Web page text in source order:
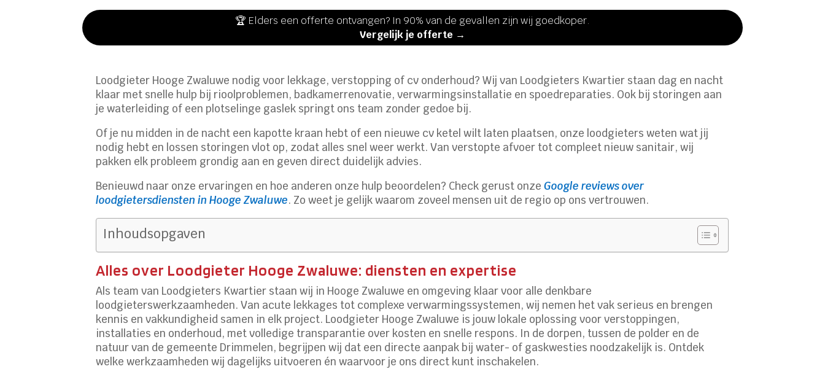
🏆 Elders een offerte ontvangen? In 90% van de gevallen zijn wij goedkoper.
Vergelijk je offerte →
Loodgieter Hooge Zwaluwe nodig voor lekkage, verstopping of cv onderhoud? Wij van Loodgieters Kwartier staan dag en nacht
klaar met snelle hulp bij rioolproblemen, badkamerrenovatie, verwarmingsinstallatie en spoedreparaties. Ook bij storingen aan
je waterleiding of een plotselinge gaslek springt ons team zonder gedoe bij.
Of je nu midden in de nacht een kapotte kraan hebt of een nieuwe cv ketel wilt laten plaatsen, onze loodgieters weten wat jij
nodig hebt en lossen storingen vlot op, zodat alles snel weer werkt. Van verstopte afvoer tot compleet nieuw sanitair, wij
pakken elk probleem grondig aan en geven direct duidelijk advies.
Benieuwd naar onze ervaringen en hoe anderen onze hulp beoordelen? Check gerust onzeGoogle reviews over
loodgietersdiensten in Hooge Zwaluwe. Zo weet je gelijk waarom zoveel mensen uit de regio op ons vertrouwen.
Inhoudsopgaven
Alles over Loodgieter Hooge Zwaluwe: diensten en expertise
Als team van Loodgieters Kwartier staan wij in Hooge Zwaluwe en omgeving klaar voor alle denkbare
loodgieterswerkzaamheden. Van acute lekkages tot complexe verwarmingssystemen, wij nemen het vak serieus en brengen
kennis en vakkundigheid samen in elk project. Loodgieter Hooge Zwaluwe is jouw lokale oplossing voor verstoppingen,
installaties en onderhoud, met volledige transparantie over kosten en snelle respons. In de dorpen, tussen de polder en de
natuur van de gemeente Drimmelen, begrijpen wij dat een directe aanpak bij water- of gaskwesties noodzakelijk is. Ontdek
welke werkzaamheden wij dagelijks uitvoeren én waarvoor je ons direct kunt inschakelen.